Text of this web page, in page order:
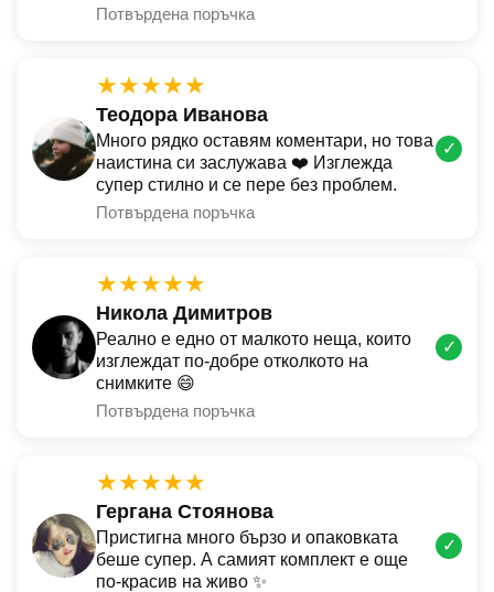
Потвърдена поръчка
★★★★★
Теодора Иванова
Много рядко оставям коментари, но това
наистина си заслужава ❤️ Изглежда
супер стилно и се пере без проблем.
Потвърдена поръчка
✓
★★★★★
Никола Димитров
Реално е едно от малкото неща, които
изглеждат по-добре отколкото на
снимките 😄
Потвърдена поръчка
✓
★★★★★
Гергана Стоянова
Пристигна много бързо и опаковката
беше супер. А самият комплект е още
по-красив на живо ✨
✓